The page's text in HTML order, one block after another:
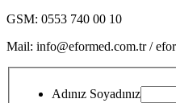
GSM: 0553 740 00 10
Mail: info@eformed.com.tr /
Adınız Soyadınız